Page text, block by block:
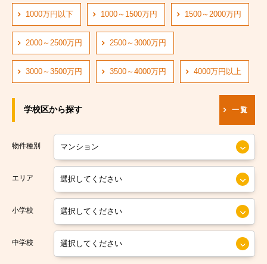
大阪市住吉区
大阪市東住吉区
大阪市西成区
大阪市住之江区
大阪市平野区
大阪市北区
大阪市中央区
大阪市営四つ橋線
阪神なんば線
阪急神戸線
阪堺電軌阪堺線
大阪市営今里筋線
大阪市営堺筋線
南海本線
南海汐見橋線
京阪本線
1000万円以下 1000～1500万円 1500～2000万円
2000～2500万円 2500～3000万円
3000～3500万円 3500～4000万円 4000万円以上
学校区から探す 一覧
物件種別
エリア
小学校
中学校